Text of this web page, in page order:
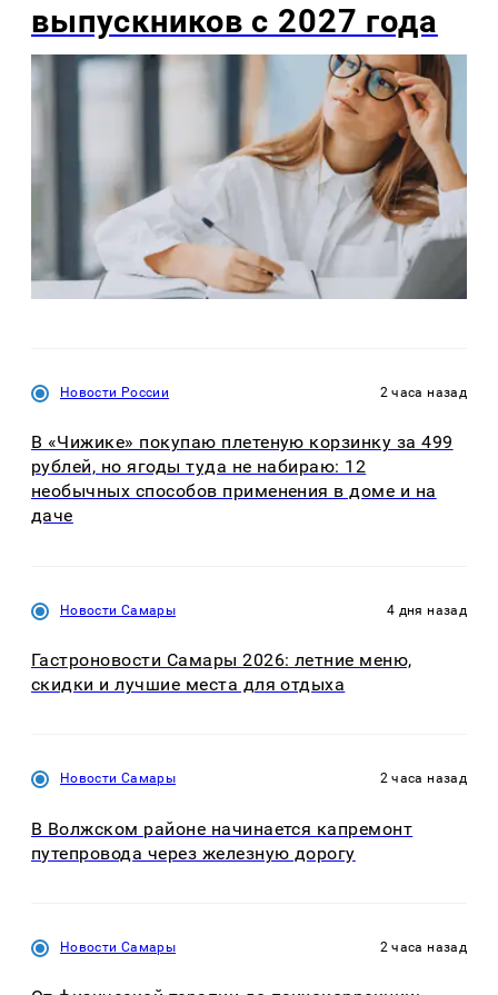
выпускников с 2027 года
Новости России 2 часа назад
В «Чижике» покупаю плетеную корзинку за 499
рублей, но ягоды туда не набираю: 12
необычных способов применения в доме и на
даче
Новости Самары 4 дня назад
Гастроновости Самары 2026: летние меню,
скидки и лучшие места для отдыха
Новости Самары 2 часа назад
В Волжском районе начинается капремонт
путепровода через железную дорогу
Новости Самары 2 часа назад